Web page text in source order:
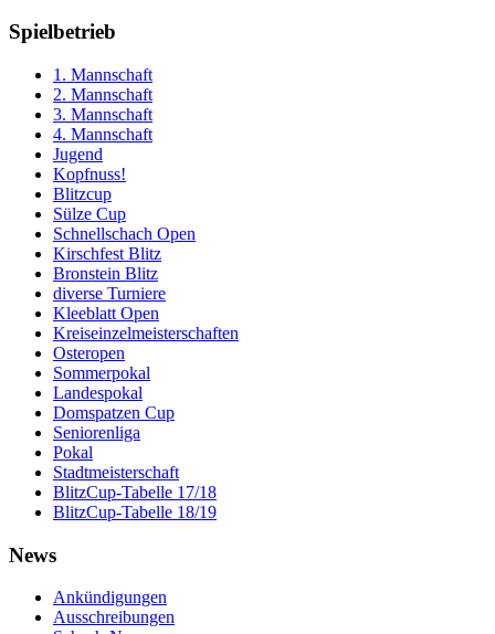
Spielbetrieb
1. Mannschaft
2. Mannschaft
3. Mannschaft
4. Mannschaft
Jugend
Kopfnuss!
Blitzcup
Sülze Cup
Schnellschach Open
Kirschfest Blitz
Bronstein Blitz
diverse Turniere
Kleeblatt Open
Kreiseinzelmeisterschaften
Osteropen
Sommerpokal
Landespokal
Domspatzen Cup
Seniorenliga
Pokal
Stadtmeisterschaft
BlitzCup-Tabelle 17/18
BlitzCup-Tabelle 18/19
News
Ankündigungen
Ausschreibungen